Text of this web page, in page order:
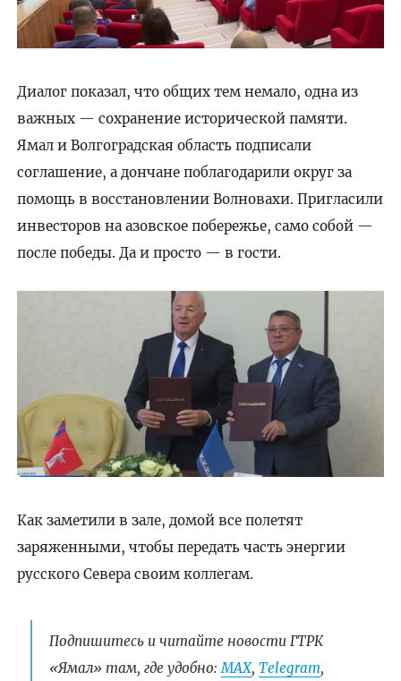
Диалог показал, что общих тем немало, одна из
важных — сохранение исторической памяти.
Ямал и Волгоградская область подписали
соглашение, а дончане поблагодарили округ за
помощь в восстановлении Волновахи. Пригласили
инвесторов на азовское побережье, само собой —
после победы. Да и просто — в гости.
Как заметили в зале, домой все полетят
заряженными, чтобы передать часть энергии
русского Севера своим коллегам.
Подпишитесь и читайте новости ГТРК
«Ямал» там, где удобно:МАХ, Telegram,